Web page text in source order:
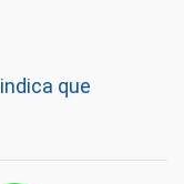
que